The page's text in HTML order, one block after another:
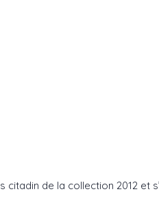
citadin de la collection 2012 et